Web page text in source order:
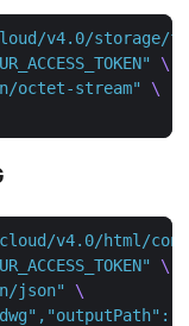
v4.0/storage/
octet-stream"
v4.0/html/
json"